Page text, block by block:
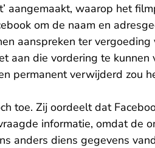
aangemaakt, waarop het
om de naam en
aanspreken ter
aan die vordering te kunnen
permanent verwijderd zou
toe. Zij oordeelt dat
informatie, omdat de
anders diens gegevens